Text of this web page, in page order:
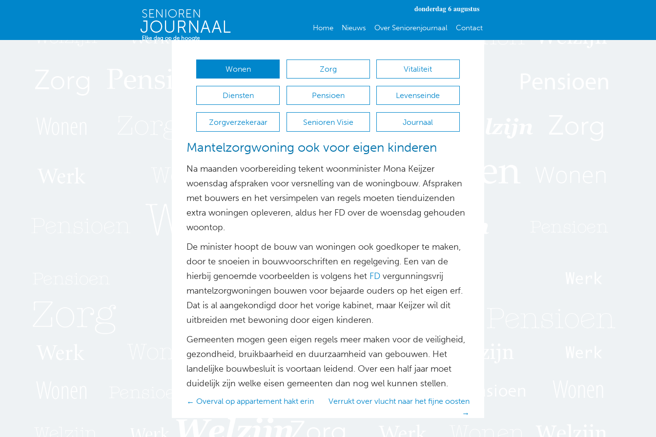
donderdag 6 augustus
Home Nieuws Over Seniorenjournaal Contact
Wonen Zorg Vitaliteit
Diensten Pensioen Levenseinde
Zorgverzekeraar Senioren Visie Journaal
Mantelzorgwoning ook voor eigen kinderen
Na maanden voorbereiding tekent woonminister Mona Keijzer
woensdag afspraken voor versnelling van de woningbouw. Afspraken
met bouwers en het versimpelen van regels moeten tienduizenden
extra woningen opleveren, aldus her FD over de woensdag gehouden
woontop.
De minister hoopt de bouw van woningen ook goedkoper te maken,
door te snoeien in bouwvoorschriften en regelgeving. Een van de
hierbij genoemde voorbeelden is volgens het FD vergunningsvrij
mantelzorgwoningen bouwen voor bejaarde ouders op het eigen erf.
Dat is al aangekondigd door het vorige kabinet, maar Keijzer wil dit
uitbreiden met bewoning door eigen kinderen.
Gemeenten mogen geen eigen regels meer maken voor de veiligheid,
gezondheid, bruikbaarheid en duurzaamheid van gebouwen. Het
landelijke bouwbesluit is voortaan leidend. Over een half jaar moet
duidelijk zijn welke eisen gemeenten dan nog wel kunnen stellen.
Posts
← Overval op appartement hakt erin
Verrukt over vlucht naar het fijne oosten
→